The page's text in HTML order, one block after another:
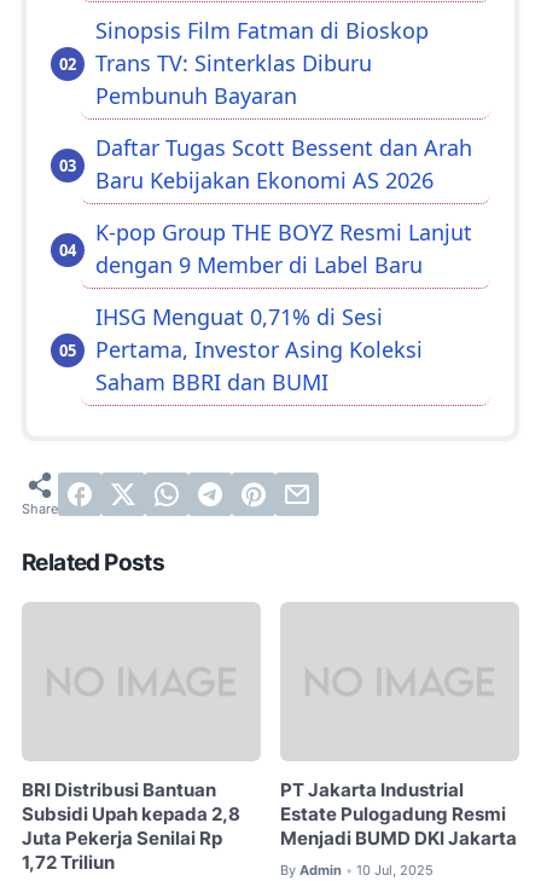
Sinopsis Film Fatman di Bioskop
Trans TV: Sinterklas Diburu
Pembunuh Bayaran
Daftar Tugas Scott Bessent dan Arah
Baru Kebijakan Ekonomi AS 2026
K-pop Group THE BOYZ Resmi Lanjut
dengan 9 Member di Label Baru
IHSG Menguat 0,71% di Sesi
Pertama, Investor Asing Koleksi
Saham BBRI dan BUMI
Related Posts
BRI Distribusi Bantuan
Subsidi Upah kepada 2,8
Juta Pekerja Senilai Rp
1,72 Triliun
PT Jakarta Industrial
Estate Pulogadung Resmi
Menjadi BUMD DKI Jakarta
By Admin • 10 Jul, 2025